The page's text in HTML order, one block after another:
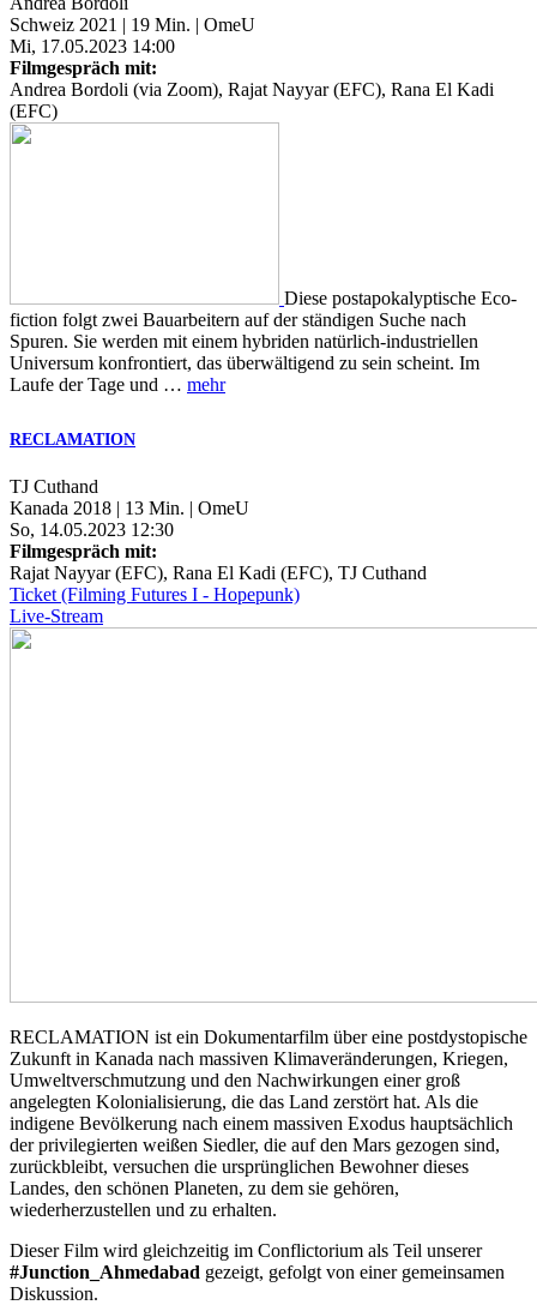
Schweiz 2021 | 19 Min. | OmeU
Mi, 17.05.2023 14:00
Filmgespräch mit:
Andrea Bordoli (via Zoom), Rajat Nayyar (EFC), Rana El Kadi
(EFC)
Diese postapokalyptische Eco-
fiction folgt zwei Bauarbeitern auf der ständigen Suche nach
Spuren. Sie werden mit einem hybriden natürlich-industriellen
Universum konfrontiert, das überwältigend zu sein scheint. Im
Laufe der Tage und … mehr
RECLAMATION
TJ Cuthand
Kanada 2018 | 13 Min. | OmeU
So, 14.05.2023 12:30
Filmgespräch mit:
Rajat Nayyar (EFC), Rana El Kadi (EFC), TJ Cuthand
Ticket (Filming Futures I - Hopepunk)
Live-Stream
RECLAMATION ist ein Dokumentarfilm über eine postdystopische
Zukunft in Kanada nach massiven Klimaveränderungen, Kriegen,
Umweltverschmutzung und den Nachwirkungen einer groß
angelegten Kolonialisierung, die das Land zerstört hat. Als die
indigene Bevölkerung nach einem massiven Exodus hauptsächlich
der privilegierten weißen Siedler, die auf den Mars gezogen sind,
zurückbleibt, versuchen die ursprünglichen Bewohner dieses
Landes, den schönen Planeten, zu dem sie gehören,
wiederherzustellen und zu erhalten.
Dieser Film wird gleichzeitig im Conflictorium als Teil unserer
#Junction_Ahmedabad gezeigt, gefolgt von einer gemeinsamen
Diskussion.